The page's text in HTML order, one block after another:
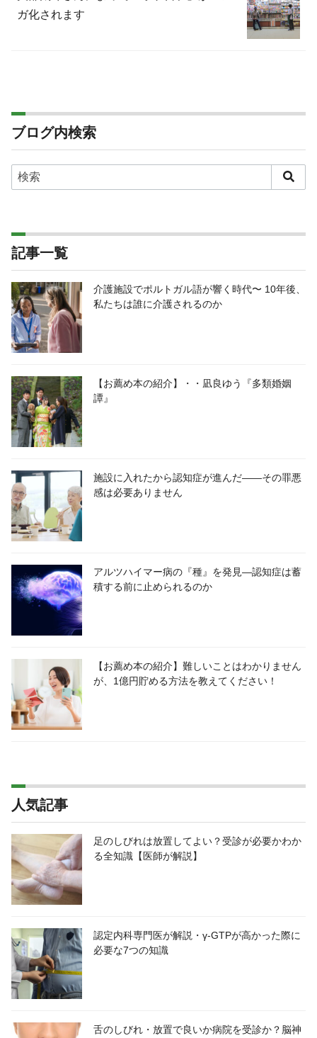
ガ化されます
ブログ内検索
記事一覧
介護施設でポルトガル語が響く時代〜 10年後、
私たちは誰に介護されるのか
【お薦め本の紹介】・・凪良ゆう『多類婚姻
譚』
施設に入れたから認知症が進んだ――その罪悪
感は必要ありません
アルツハイマー病の『種』を発見―認知症は蓄
積する前に止められるのか
【お薦め本の紹介】難しいことはわかりません
が、1億円貯める方法を教えてください！
人気記事
足のしびれは放置してよい？受診が必要かわか
る全知識【医師が解説】
認定内科専門医が解説・γ-GTPが高かった際に
必要な7つの知識
舌のしびれ・放置で良いか病院を受診か？脳神